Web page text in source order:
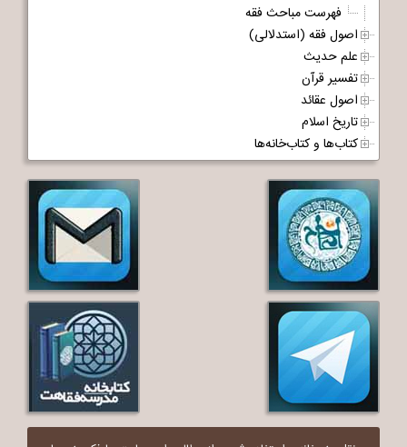
فهرست مباحث فقه
اصول فقه (استدلالی)
علم حدیث
تفسیر قرآن
اصول عقائد
تاریخ اسلام
کتاب‌ها و کتاب‌خانه‌ها